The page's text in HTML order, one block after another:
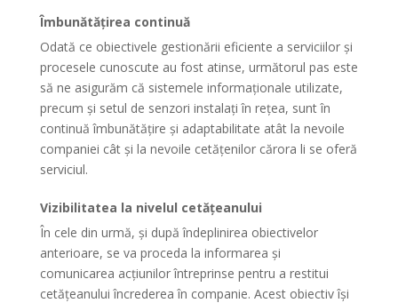
Îmbunătățirea continuă
Odată ce obiectivele gestionării eficiente a serviciilor și
procesele cunoscute au fost atinse, următorul pas este
să ne asigurăm că sistemele informaționale utilizate,
precum și setul de senzori instalați în rețea, sunt în
continuă îmbunătățire și adaptabilitate atât la nevoile
companiei cât și la nevoile cetățenilor cărora li se oferă
serviciul.
Vizibilitatea la nivelul cetățeanului
În cele din urmă, și după îndeplinirea obiectivelor
anterioare, se va proceda la informarea și
comunicarea acțiunilor întreprinse pentru a restitui
cetățeanului încrederea în companie. Acest obiectiv își